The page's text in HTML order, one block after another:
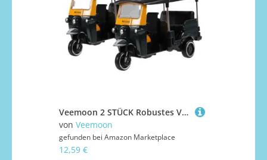
Veemoon 2 STÜCK Robustes Vintage Dreirad Modell aus Kunststoff und Legierung Detailreiches Retro Tricycle als Kuchenfigur und Tischdekoration für Zuhause und Büro Einzigartiges
von Veemoon
gefunden bei Amazon Marketplace
12,59 €